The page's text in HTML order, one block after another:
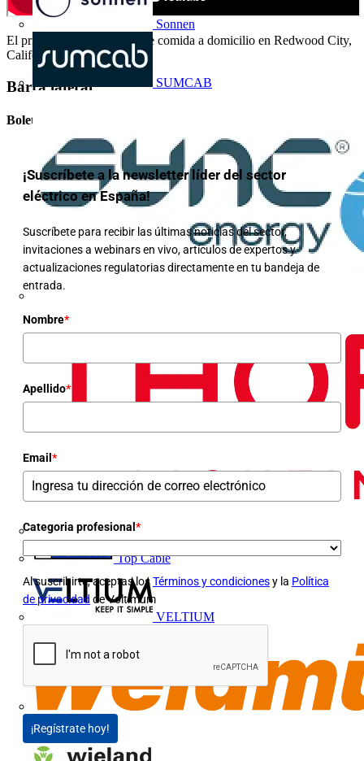
Sonnen
SUMCAB
Top Cable
VELTIUM
Weidmüller
El primer robot de reparto de comida a domicilio en Redwood City,
California.
Barra lateral
Boletín informativo
¡Suscríbete a la newsletter líder del sector
eléctrico en España!
Suscríbete para recibir las últimas noticias del sector,
invitaciones a webinars en vivo, artículos de expertos y
actualizaciones regulatorias directamente en tu bandeja de
entrada.
Nombre*
Apellido*
Email *
Categoria profesional *
Al suscribirte, aceptas losTérminos y condicionesy la Política
de privacidad de Voltimum
¡Regístrate hoy!